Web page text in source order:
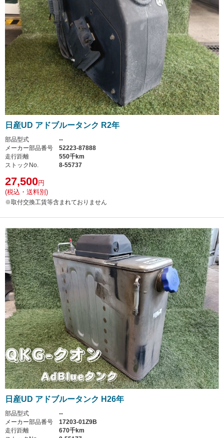
日産UD アドブルータンク R2年
部品型式
--
メーカー部品番号
52223-87888
走行距離
550千km
ストックNo.
8-55737
27,500円
(税込・送料別)
※取付交換工賃等含まれておりません
日産UD アドブルータンク H26年
部品型式
--
メーカー部品番号
17203-01Z9B
走行距離
670千km